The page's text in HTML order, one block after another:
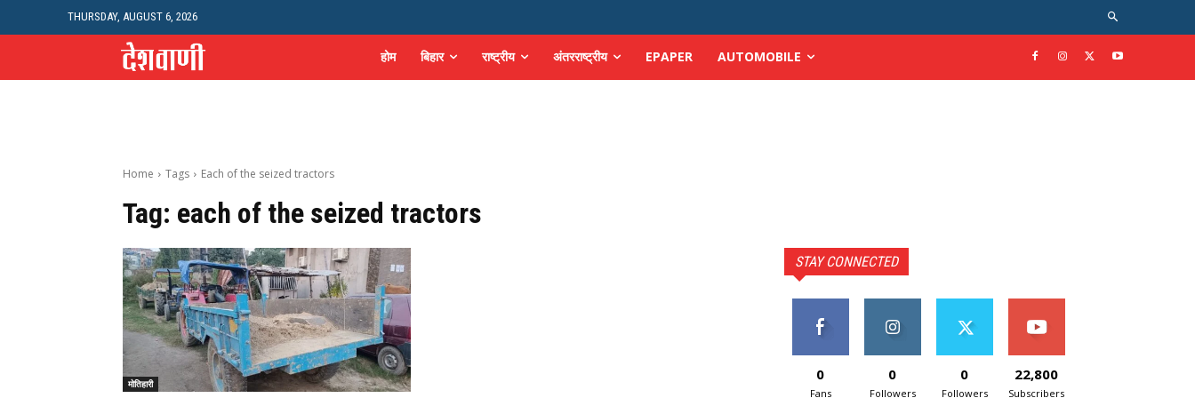
THURSDAY, AUGUST 6, 2026
होम बिहार राष्ट्रीय अंतरराष्ट्रीय EPAPER AUTOMOBILE
Home Tags Each of the seized tractors
Tag: each of the seized tractors
मोतिहारी
STAY CONNECTED
0
Fans
0
Followers
0
Followers
22,800
Subscribers